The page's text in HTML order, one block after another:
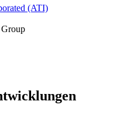
(ATI)